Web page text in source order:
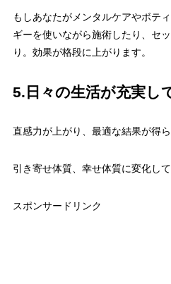
もしあなたがメンタルケアやボテ
ギーを使いながら施術したり、セ
り。効果が格段に上がります。
5.日々の生活が充実し
直感力が上がり、最適な結果が得
引き寄せ体質、幸せ体質に変化して
スポンサードリンク